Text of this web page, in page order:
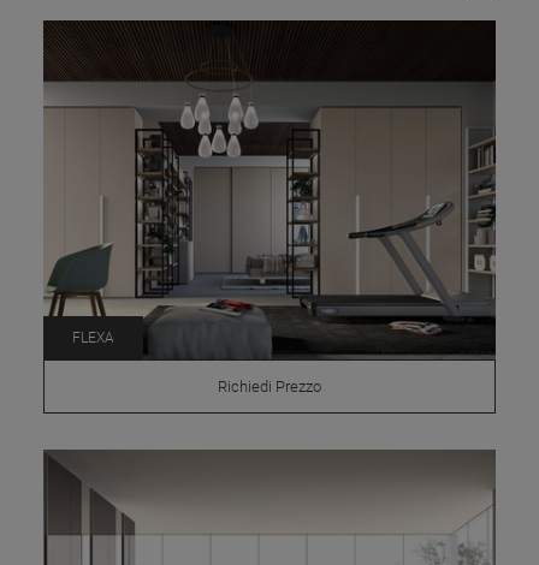
FLEXA
Richiedi Prezzo